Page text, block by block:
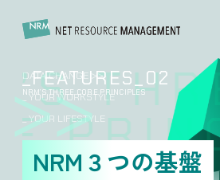
_FEATURES_02
NRM’S THREE CORE PRINCIPLES
NRM３つの基盤
DATA CHANGE >>
_ YOUR WORKSTYLE
_ YOUR LIFESTYLE